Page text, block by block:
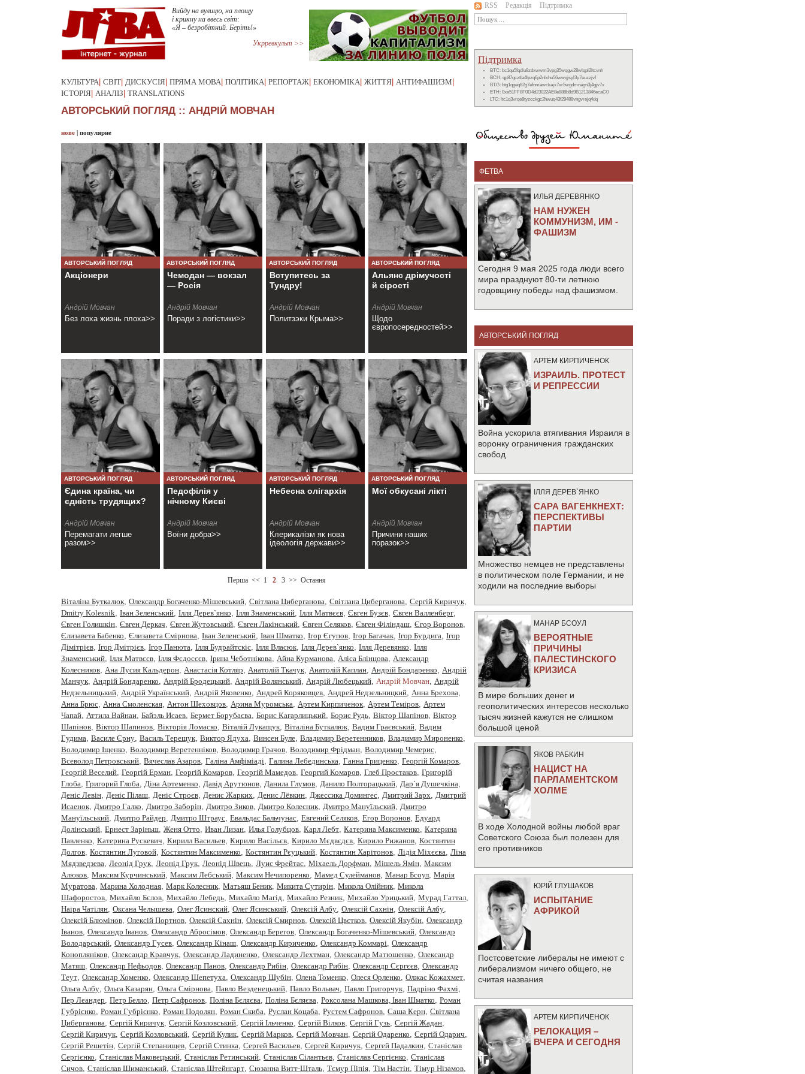
Вийду на вулицю, на площу
і крикну на ввесь світ:
«Я – безробітний. Беріть!»
Укрревкульт >>
КУЛЬТУРА СВІТ ДИСКУСІЯ ПРЯМА МОВА ПОЛІТИКА РЕПОРТАЖ ЕКОНОМІКА ЖИТТЯ АНТИФАШИЗМ
ІСТОРІЯ АНАЛІЗ TRANSLATIONS
АВТОРСЬКИЙ ПОГЛЯД :: АНДРІЙ МОВЧАН
нове | популярне
АВТОРСЬКИЙ ПОГЛЯД
Акціонери
Андрій Мовчан
Без лоха жизнь плоха>>
АВТОРСЬКИЙ ПОГЛЯД
Чемодан — вокзал
— Росія
Андрій Мовчан
Поради з логістики>>
АВТОРСЬКИЙ ПОГЛЯД
Вступитесь за
Тундру!
Андрій Мовчан
Политзэки Крыма>>
АВТОРСЬКИЙ ПОГЛЯД
Альянс дрімучості
й сірості
Андрій Мовчан
Щодо
європосередностей>>
АВТОРСЬКИЙ ПОГЛЯД
Єдина країна, чи
єдність трудящих?
Андрій Мовчан
Перемагати легше
разом>>
АВТОРСЬКИЙ ПОГЛЯД
Педофілія у
нічному Києві
Андрій Мовчан
Воїни добра>>
АВТОРСЬКИЙ ПОГЛЯД
Небесна олігархія
Андрій Мовчан
Клерикалізм як нова
ідеологія держави>>
АВТОРСЬКИЙ ПОГЛЯД
Мої обкусані лікті
Андрій Мовчан
Причини наших
поразок>>
Перша << 1 2 3 >> Остання
Віталіна Буткалюк, Олександр Богаченко-Мішевський, Cвiтлана Циберганова, Cвітлана Циберганова, Cергiй Киричук,
Dmitry Kolesnik, Iван Зеленський, Iлля Дерев`янко, Iлля Знаменський, Iлля Матвєєв, Євген Бузєв, Євген Валленберг,
Євген Голишкін, Євген Деркач, Євген Жутовський, Євген Лакінський, Євген Селяков, Євген Філіндаш, Єгор Воронов,
Єлизавета Бабенко, Єлизавета Смірнова, Іван Зеленський, Іван Шматко, Ігор Єгупов, Ігор Багачак, Ігор Бурдига, Ігор
Дімітрієв, Ігор Дмітрієв, Ігор Панюта, Ілля Будрайтскіс, Ілля Власюк, Ілля Дерев`янко, Ілля Деревянко, Ілля
Знаменський, Ілля Матвєєв, Ілля Фєдосєєв, Ірина Чеботнікова, Айна Курманова, Аліса Блінцова, Александр
Колесников, Ана Лусия Кальдерон, Анастасiя Котляр, Анатолiй Ткачук, Анатолій Каплан, Андрiй Бондаренко, Андрiй
Манчук, Андрій Бондаренко, Андрій Бродецький, Андрій Волянський, Андрій Любецький, Андрій Мовчан, Андрій
Недзельницький, Андрій Український, Андрій Яковенко, Андрей Коряковцев, Андрей Недзельницкий, Анна Брехова,
Анна Брюс, Анна Смоленская, Антон Шеховцов, Арина Муромська, Артем Кирпиченок, Артем Теміров, Артем
Чапай, Аттила Вайнаи, Байэль Исаев, Бермет Борубаєва, Борис Кагарлицький, Борис Рудь, Вiктор Шапiнов, Віктор
Шапінов, Віктор Шапинов, Вікторія Ломаско, Віталій Лукащук, Віталіна Буткалюк, Вадим Граєвський, Вадим
Гудима, Василе Єрну, Василь Терещук, Виктор Ядуха, Винсен Буле, Владимир Веретенников, Владимир Мироненко,
Володимир Іщенко, Володимир Веретенніков, Володимир Грачов, Володимир Фрідман, Володимир Чемерис,
Всеволод Петровський, Вячеслав Азаров, Галіна Амфіміаді, Галина Лебединська, Ганна Гриценко, Георгiй Комаров,
Георгій Веселий, Георгій Ерман, Георгій Комаров, Георгій Мамедов, Георгий Комаров, Глеб Простаков, Григорій
Глоба, Григорий Глоба, Діна Артеменко, Давiд Арутюнов, Данила Глумов, Данило Полторацький, Дар`я Душечкіна,
Деніс Левін, Деніс Пілаш, Деніс Строєв, Денис Жарких, Денис Лёвкин, Джессика Домингес, Дмитрий Зарх, Дмитрий
Исаенок, Дмитро Галко, Дмитро Заборiн, Дмитро Зиков, Дмитро Колесник, Дмитро Мануїльский, Дмитро
Мануїльський, Дмитро Райдер, Дмитро Штраус, Евальдас Бальчунас, Евгений Селяков, Егор Воронов, Едуард
Долінський, Ернест Заріньш, Женя Отто, Иван Лизан, Илья Голубцов, Карл Лебт, Катерина Максименко, Катерина
Павленко, Катерина Рускевич, Кирилл Васильев, Кирило Васільєв, Кирило Мєдвєдєв, Кирило Рижанов, Костянтин
Долгов, Костянтин Луговой, Костянтин Максименко, Костянтин Рєуцький, Костянтин Харітонов, Лідія Міхєєва, Ліна
Мядзведзева, Леонiд Грук, Леонід Грук, Леонід Швець, Луис Фрейтас, Міхаель Дорфман, Мішель Ямін, Максим
Алюков, Максим Курчинський, Максим Лебський, Максим Нечипоренко, Мамед Сулейманов, Манар Бсоул, Марія
Муратова, Марина Холодная, Марк Колесник, Матьяш Беник, Микита Сутирін, Микола Олійник, Микола
Шафоростов, Михайло Бєлов, Михайло Лебедь, Михайло Магід, Михайло Резник, Михайло Урицький, Мурад Гаттал,
Наіра Чатілян, Оксана Челышева, Олег Ясинский, Олег Ясинський, Олексiй Албу, Олексiй Сахнiн, Олексій Албу,
Олексій Блюмінов, Олексій Портнов, Олексій Сахнін, Олексій Смирнов, Олексій Цвєтков, Олексій Якубін, Олександр
Iванов, Олександр Іванов, Олександр Абросімов, Олександр Берегов, Олександр Богаченко-Мішевський, Олександр
Володарський, Олександр Гусев, Олександр Кінаш, Олександр Кириченко, Олександр Коммарі, Олександр
Конопляніков, Олександр Кравчук, Олександр Ладиненко, Олександр Лехтман, Олександр Матюшенко, Олександр
Матяш, Олександр Нефьодов, Олександр Панов, Олександр Рибiн, Олександр Рибін, Олександр Сєргєєв, Олександр
Теут, Олександр Хоменко, Олександр Шепетуха, Олександр Шубін, Олена Томенко, Олеся Орленко, Олжас Кожахмет,
Ольга Албу, Ольга Казарян, Ольга Смірнова, Павло Везденецький, Павло Вольвач, Павло Григорчук, Падріно Фахмі,
Пер Леандер, Петр Белло, Петр Сафронов, Полiна Бєляєва, Поліна Бєляєва, Роксолана Машкова, Іван Шматко, Роман
Губрiєнко, Роман Губрієнко, Роман Подолян, Роман Скиба, Руслан Коцаба, Рустем Сафронов, Саша Керн, Світлана
Циберганова, Сергiй Киричук, Сергiй Козловський, Сергій Ільченко, Сергій Вілков, Сергій Гузь, Сергій Жадан,
Сергій Киричук, Сергій Козловський, Сергій Кулик, Сергій Марков, Сергій Мовчан, Сергій Одаренко, Сергій Одарич,
Сергій Решетін, Сергій Степанищев, Сергій Стинка, Сергей Васильев, Сергей Киричук, Сергей Падалкин, Станiслав
Сергiєнко, Станіслав Маковецький, Станіслав Ретинський, Станіслав Сілантьєв, Станіслав Сергієнко, Станіслав
Сичов, Станіслав Шиманський, Станіслав Штейнгарт, Сюзанна Витт-Шталь, Тємур Піпія, Тім Настін, Тімур Нізамов,
RSS Редакція Підтримка
Підтримка
BTC: bc1qu5fqdlu8zdxwwm3vpg35wqgw28wlqpl2ltcvnh
BCH: qp87gcztla4lpzq6p2nlxhu56wwgjsyl3y7euzzjvf
BTG: btg1qgeq82g7efnmawckajx7xr5wgdmnagn3j4gjv7x
ETH: 0xe51FF8F0D4d23022AE8e888b8d9B1213846ecaC0
LTC: ltc1q3vrqe8tyzcckgc2hwuq43f29488vngvrejq4dq
ФЕТВА
ИЛЬЯ ДЕРЕВЯНКО
НАМ НУЖЕН
КОММУНИЗМ, ИМ -
ФАШИЗМ
Сегодня 9 мая 2025 года люди всего
мира празднуют 80-ти летнюю
годовщину победы над фашизмом.
АВТОРСЬКИЙ ПОГЛЯД
АРТЕМ КИРПИЧЕНОК
ИЗРАИЛЬ. ПРОТЕСТ
И РЕПРЕССИИ
Война ускорила втягивания Израиля в
воронку ограничения гражданских
свобод
IЛЛЯ ДЕРЕВ`ЯНКО
САРА ВАГЕНКНЕХТ:
ПЕРСПЕКТИВЫ
ПАРТИИ
Множество немцев не представлены
в политическом поле Германии, и не
ходили на последние выборы
МАНАР БСОУЛ
ВЕРОЯТНЫЕ
ПРИЧИНЫ
ПАЛЕСТИНСКОГО
КРИЗИСА
В мире больших денег и
геополитических интересов несколько
тысяч жизней кажутся не слишком
большой ценой
ЯКОВ РАБКИН
НАЦИСТ НА
ПАРЛАМЕНТСКОМ
ХОЛМЕ
В ходе Холодной войны любой враг
Советского Союза был полезен для
его противников
ЮРIЙ ГЛУШАКОВ
ИСПЫТАНИЕ
АФРИКОЙ
Постсоветские либералы не имеют с
либерализмом ничего общего, не
считая названия
АРТЕМ КИРПИЧЕНОК
РЕЛОКАЦИЯ –
ВЧЕРА И СЕГОДНЯ